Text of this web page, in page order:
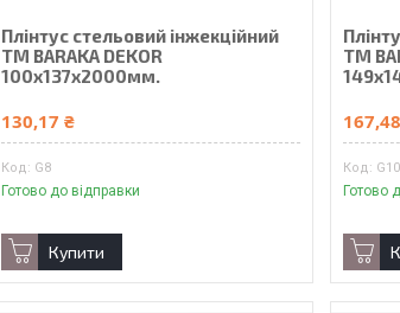
Плінтус стельовий інжекційний
ТМ BARAKA DEKOR
100х137х2000мм.
130,17 ₴
G8
Готово до відправки
Купити
ТМ
G10
Готово